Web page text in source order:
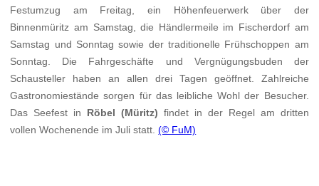
Festumzug am Freitag, ein Höhenfeuerwerk über der
Binnenmüritz am Samstag, die Händlermeile im Fischerdorf am
Samstag und Sonntag sowie der traditionelle Frühschoppen am
Sonntag. Die Fahrgeschäfte und Vergnügungsbuden der
Schausteller haben an allen drei Tagen geöffnet. Zahlreiche
Gastronomiestände sorgen für das leibliche Wohl der Besucher.
Das Seefest in Röbel (Müritz) findet in der Regel am dritten
vollen Wochenende im Juli statt.(© FuM)